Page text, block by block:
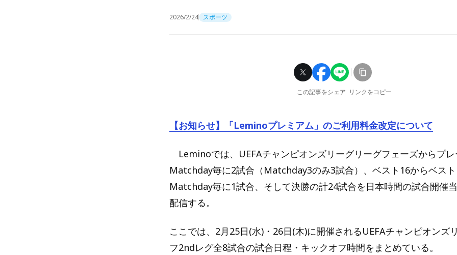
2026/2/24 スポーツ
この記事をシェア リンクをコピー
【お知らせ】「Leminoプレミアム」のご利用料金改定について
Leminoでは、UEFAチャンピオンズリーグリーグフェーズからプ
Matchday毎に2試合（Matchday3のみ3試合）、ベスト16からベス
Matchday毎に1試合、そして決勝の計24試合を日本時間の試合開催
配信する。
ここでは、2月25日(水)・26日(木)に開催されるUEFAチャンピオンズ
フ2ndレグ全8試合の試合日程・キックオフ時間をまとめている。